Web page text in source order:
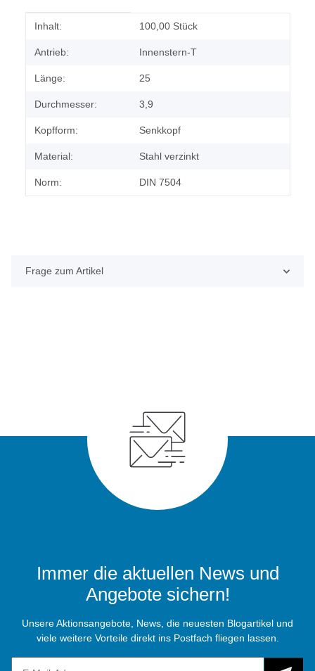
Produkteigenschaft
Wert
Inhalt: 100,00 Stück
Antrieb: Innenstern-T
Länge: 25
Durchmesser: 3,9
Kopfform: Senkkopf
Material: Stahl verzinkt
Norm: DIN 7504
Frage zum Artikel
Immer die aktuellen News und
Angebote sichern!
Unsere Aktionsangebote, News, die neuesten Blogartikel und
viele weitere Vorteile direkt ins Postfach fliegen lassen.